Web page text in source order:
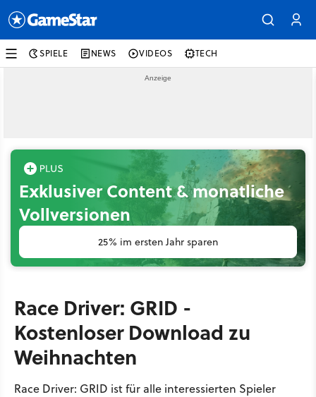
SPIELE NEWS VIDEOS TECH
Exklusiver Content & monatliche
Vollversionen
25% im ersten Jahr sparen
Race Driver: GRID -
Kostenloser Download zu
Weihnachten
Race Driver: GRID ist für alle interessierten Spieler